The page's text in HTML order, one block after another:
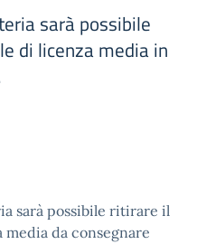
sarà possibile
di licenza media in
sarà possibile ritirare il
da consegnare